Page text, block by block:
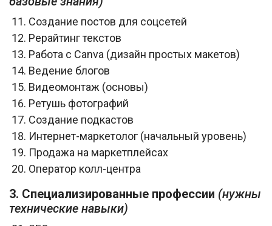
Создание постов для соцсетей
Рерайтинг текстов
Работа с Canva (дизайн простых макетов)
Ведение блогов
Видеомонтаж (основы)
Ретушь фотографий
Создание подкастов
Интернет-маркетолог (начальный уровень)
Продажа на маркетплейсах
Оператор колл-центра
3. Специализированные профессии (нужны
технические навыки)